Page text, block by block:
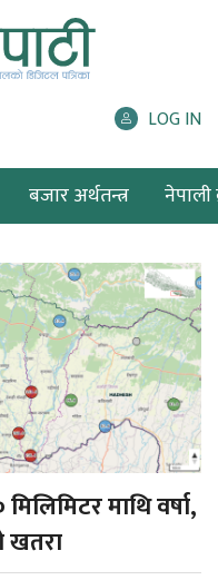
LOG IN
बजार अर्थतन्त्र नेपाली
माथि वर्षा,
खतरा